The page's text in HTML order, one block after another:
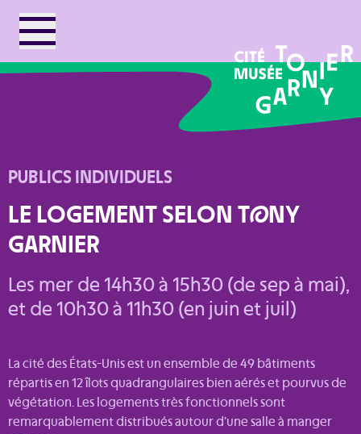
PUBLICS INDIVIDUELS
LE LOGEMENT SELON TONY
GARNIER
Les mer de 14h30 à 15h30 (de sep à mai),
et de 10h30 à 11h30 (en juin et juil)
La cité des États-Unis est un ensemble de 49 bâtiments
répartis en 12 îlots quadrangulaires bien aérés et pourvus de
végétation. Les logements très fonctionnels sont
remarquablement distribués autour d’une salle à manger